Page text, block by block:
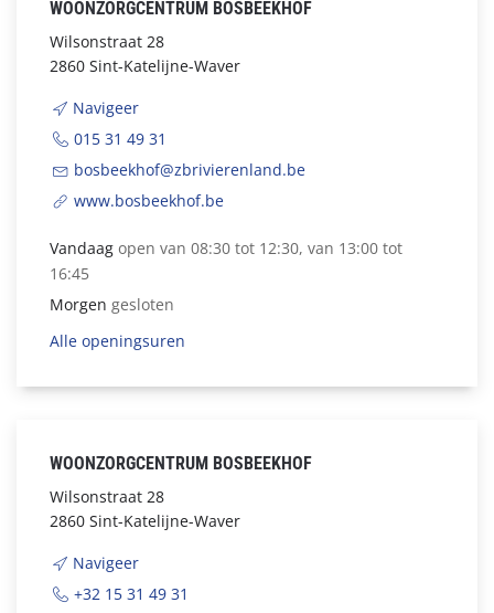
WOONZORGCENTRUM BOSBEEKHOF
Wilsonstraat 28
2860 Sint-Katelijne-Waver
Navigeer
015 31 49 31
bosbeekhof@zbrivierenland.be
www.bosbeekhof.be
Vandaag open van 08:30 tot 12:30, van 13:00 tot
16:45
Morgen gesloten
Alle openingsuren
WOONZORGCENTRUM BOSBEEKHOF
Wilsonstraat 28
2860 Sint-Katelijne-Waver
Navigeer
+32 15 31 49 31